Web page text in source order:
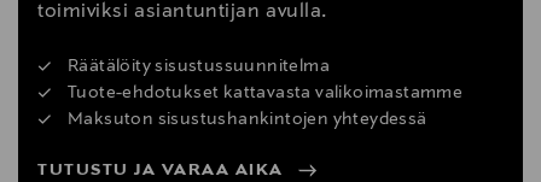
toimiviksi asiantuntijan avulla.
Räätälöity sisustussuunnitelma
Tuote-ehdotukset kattavasta valikoimastamme
Maksuton sisustushankintojen yhteydessä
TUTUSTU JA VARAA AIKA